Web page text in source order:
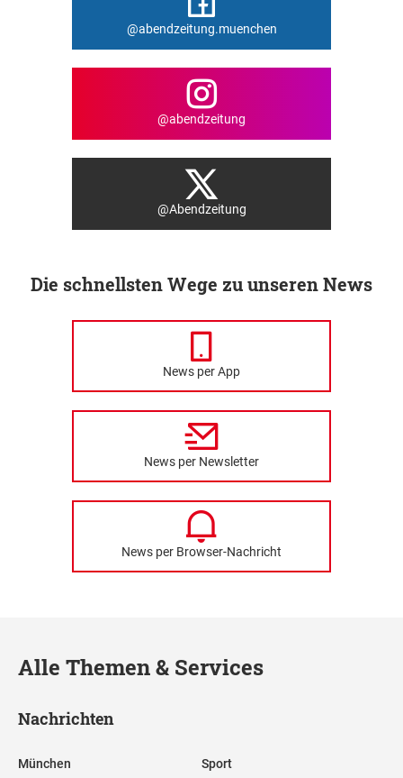
@abendzeitung.muenchen
@abendzeitung
@Abendzeitung
Die schnellsten Wege zu unseren News
News per App
News per Newsletter
News per Browser-Nachricht
Alle Themen & Services
Nachrichten
München Sport